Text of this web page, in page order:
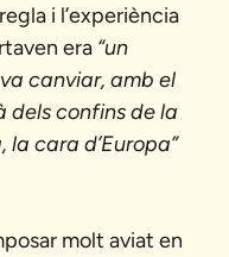
i l’experiència
era “un
canviar, amb el
dels confins de la
cara d’Europa”
molt aviat en